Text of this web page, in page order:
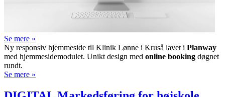
Se mere »
Ny responsiv hjemmeside til Klinik Lønne i Kruså lavet i Planway
med hjemmesidemodulet. Unikt design med online booking døgnet
rundt.
Se mere »